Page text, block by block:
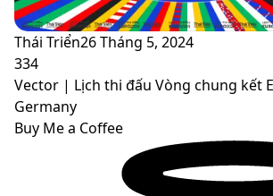
Thái Triển26 Tháng 5, 2024
334
Vector | Lịch thi đấu Vòng chung kết
Germany
Buy Me a Coffee